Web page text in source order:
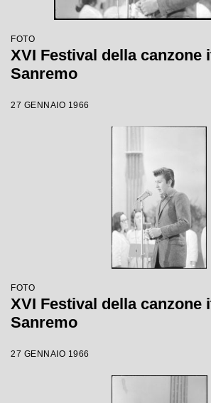
FOTO
XVI Festival della canzone
Sanremo
27 GENNAIO 1966
FOTO
XVI Festival della canzone
Sanremo
27 GENNAIO 1966